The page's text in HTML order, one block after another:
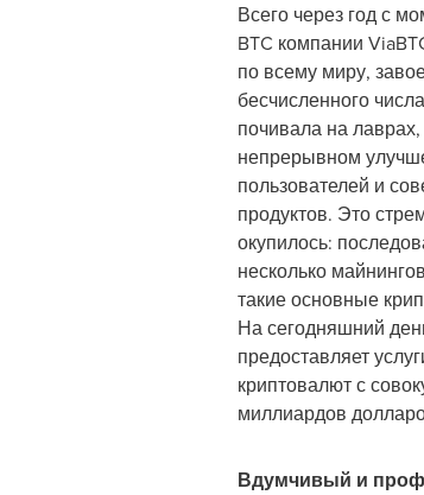
Всего через год с
BTC компании
по всему миру,
бесчисленного
почивала на
непрерывном
пользователей и
продуктов. Это
окупилось:
несколько
такие основные
На сегодняшний
предоставляет
криптовалют с
миллиардов
Вдумчивый и